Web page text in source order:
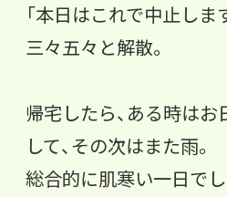
「本日はこれで中止しま
三々五々と解散。
帰宅したら、ある時は
して、 その次はまた雨。
総合的に肌寒い一日でし